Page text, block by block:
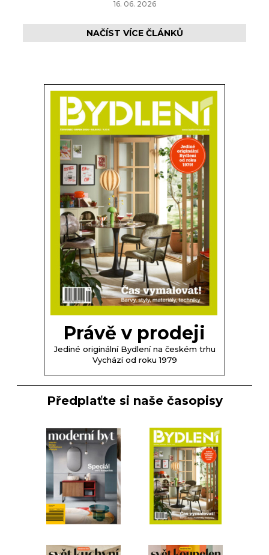
16. 06. 2026
NAČÍST VÍCE ČLÁNKŮ
Právě v prodeji
Jediné originální Bydlení na českém trhu
Vychází od roku 1979
Předplaťte si naše časopisy